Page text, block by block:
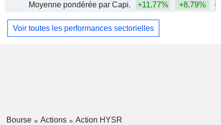
Moyenne pondérée par Capi.
+11,77% +8,79%
Voir toutes les performances sectorielles
Bourse Actions Action HYSR